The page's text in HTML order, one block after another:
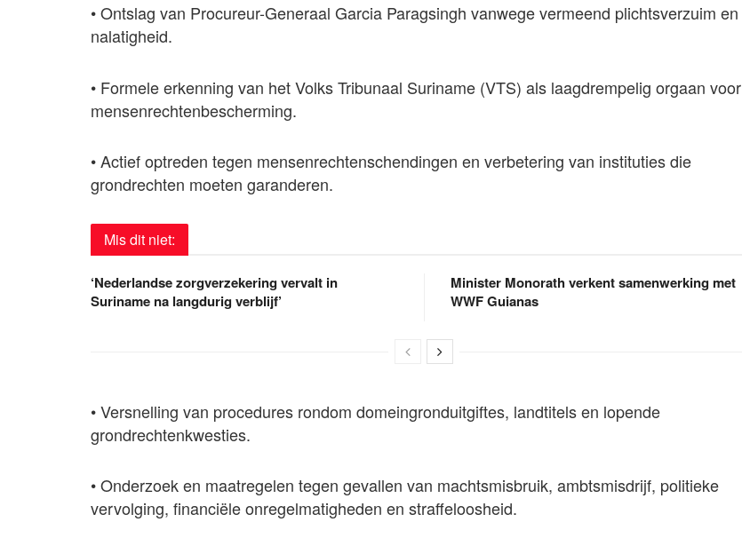
• Ontslag van Procureur-Generaal Garcia Paragsingh vanwege vermeend plichtsverzuim en
nalatigheid.
• Formele erkenning van het Volks Tribunaal Suriname (VTS) als laagdrempelig orgaan voor
mensenrechtenbescherming.
• Actief optreden tegen mensenrechtenschendingen en verbetering van instituties die
grondrechten moeten garanderen.
Mis dit niet:
‘Nederlandse zorgverzekering vervalt in
Suriname na langdurig verblijf’
Minister Monorath verkent samenwerking met
WWF Guianas
• Versnelling van procedures rondom domeingronduitgiftes, landtitels en lopende
grondrechtenkwesties.
• Onderzoek en maatregelen tegen gevallen van machtsmisbruik, ambtsmisdrijf, politieke
vervolging, financiële onregelmatigheden en straffeloosheid.